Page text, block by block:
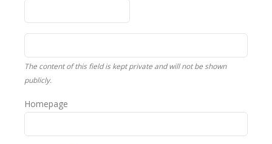
The content of this field is kept private and will not be shown
publicly.
Homepage